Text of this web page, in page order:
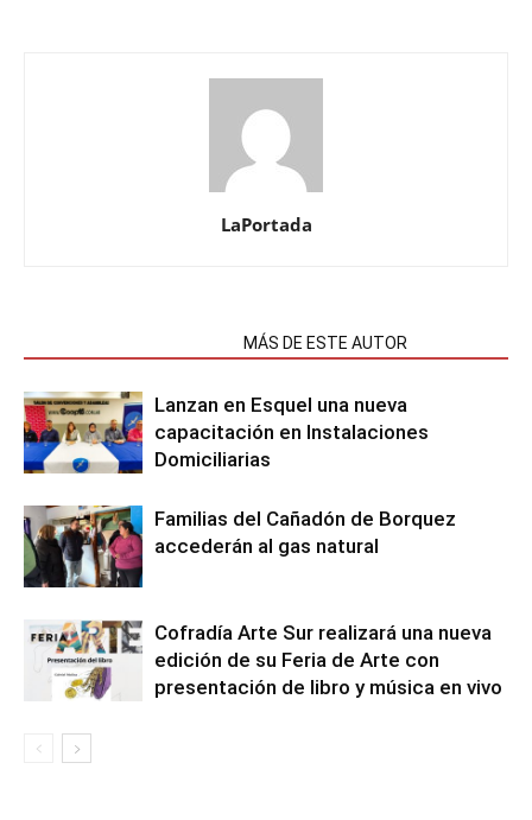
LaPortada
MÁS DE ESTE AUTOR
Lanzan en Esquel una nueva
capacitación en Instalaciones
Domiciliarias
Familias del Cañadón de Borquez
accederán al gas natural
Cofradía Arte Sur realizará una nueva
edición de su Feria de Arte con
presentación de libro y música en vivo